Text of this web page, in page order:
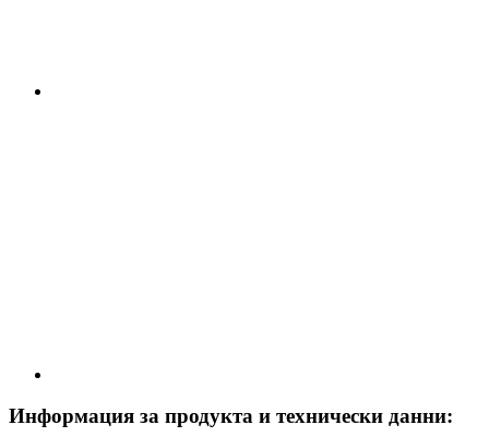
Информация за продукта и технически данни: